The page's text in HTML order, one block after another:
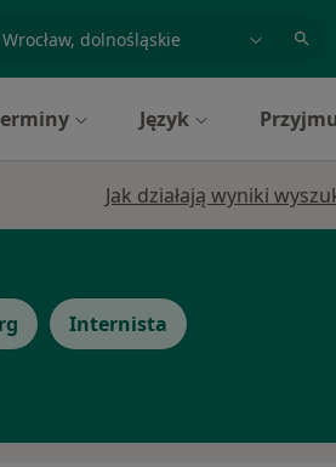
miasto lub dzielnica
Język
Jak działają wyniki
Internista